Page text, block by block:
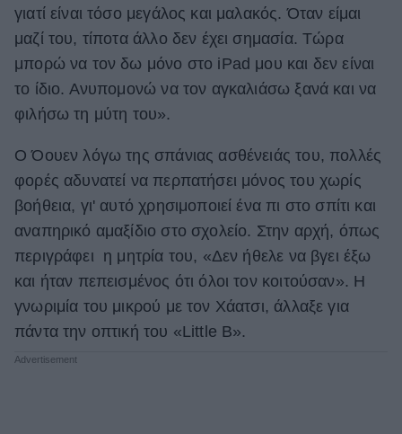
γιατί είναι τόσο μεγάλος και μαλακός. Όταν είμαι
μαζί του, τίποτα άλλο δεν έχει σημασία. Τώρα
μπορώ να τον δω μόνο στο iPad μου και δεν είναι
το ίδιο. Ανυπομονώ να τον αγκαλιάσω ξανά και να
φιλήσω τη μύτη του».
Ο Όουεν λόγω της σπάνιας ασθένειάς του, πολλές
φορές αδυνατεί να περπατήσει μόνος του χωρίς
βοήθεια, γι' αυτό χρησιμοποιεί ένα πι στο σπίτι και
αναπηρικό αμαξίδιο στο σχολείο. Στην αρχή, όπως
περιγράφει η μητρία του, «Δεν ήθελε να βγει έξω
και ήταν πεπεισμένος ότι όλοι τον κοιτούσαν». Η
γνωριμία του μικρού με τον Χάατσι, άλλαξε για
πάντα την οπτική του «Little Β».